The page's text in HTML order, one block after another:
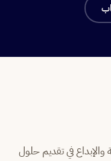
في تقديم حلول